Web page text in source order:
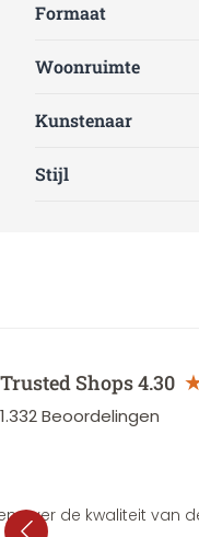
Formaat
Woonruimte
Kunstenaar
Stijl
Trusted Shops4.30
1.332Beoordelingen
over de kwaliteit van